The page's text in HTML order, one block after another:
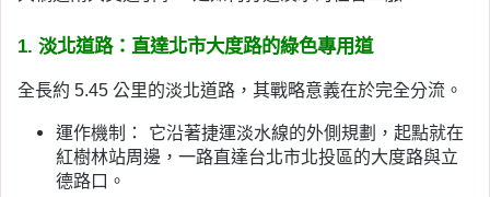
1. 淡北道路：直達北市大度路的綠色專用道
全長約 5.45 公里的淡北道路，其戰略意義在於完全分流。
運作機制： 它沿著捷運淡水線的外側規劃，起點就在
紅樹林站周邊，一路直達台北市北投區的大度路與立
德路口。